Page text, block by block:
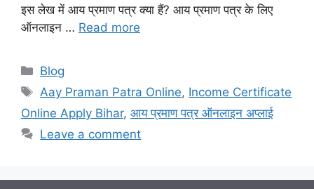
इस लेख में आय प्रमाण पत्र क्या हैं? आय प्रमाण पत्र के लिए
ऑनलाइन … Read more
Categories
Blog
Tags
Aay Praman Patra Online, Income Certificate
Online Apply Bihar, आय प्रमाण पत्र ऑनलाइन अप्लाई
Leave a comment